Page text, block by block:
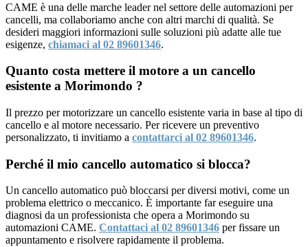
CAME è una delle marche leader nel settore delle automazioni per
cancelli, ma collaboriamo anche con altri marchi di qualità. Se
desideri maggiori informazioni sulle soluzioni più adatte alle tue
esigenze, chiamaci al 02 89601346.
Quanto costa mettere il motore a un cancello
esistente a Morimondo ?
Il prezzo per motorizzare un cancello esistente varia in base al tipo di
cancello e al motore necessario. Per ricevere un preventivo
personalizzato, ti invitiamo a contattarci al 02 89601346.
Perché il mio cancello automatico si blocca?
Un cancello automatico può bloccarsi per diversi motivi, come un
problema elettrico o meccanico. È importante far eseguire una
diagnosi da un professionista che opera a Morimondo su
automazioni CAME. Contattaci al 02 89601346 per fissare un
appuntamento e risolvere rapidamente il problema.